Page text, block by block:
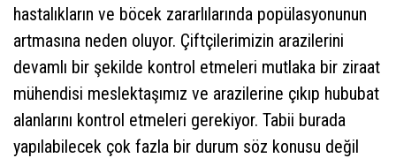
hastalıkların ve böcek zararlılarında popülasyonunun
artmasına neden oluyor. Çiftçilerimizin arazilerini
devamlı bir şekilde kontrol etmeleri mutlaka bir ziraat
mühendisi meslektaşımız ve arazilerine çıkıp hububat
alanlarını kontrol etmeleri gerekiyor. Tabii burada
yapılabilecek çok fazla bir durum söz konusu değil